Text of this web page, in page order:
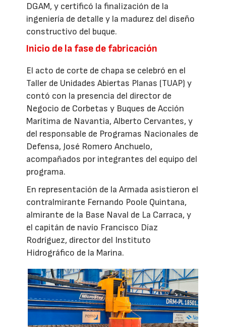
DGAM, y certificó la finalización de la
ingeniería de detalle y la madurez del diseño
constructivo del buque.
Inicio de la fase de fabricación
El acto de corte de chapa se celebró en el
Taller de Unidades Abiertas Planas (TUAP) y
contó con la presencia del director de
Negocio de Corbetas y Buques de Acción
Marítima de Navantia, Alberto Cervantes, y
del responsable de Programas Nacionales de
Defensa, José Romero Anchuelo,
acompañados por integrantes del equipo del
programa.
En representación de la Armada asistieron el
contralmirante Fernando Poole Quintana,
almirante de la Base Naval de La Carraca, y
el capitán de navío Francisco Díaz
Rodríguez, director del Instituto
Hidrográfico de la Marina.